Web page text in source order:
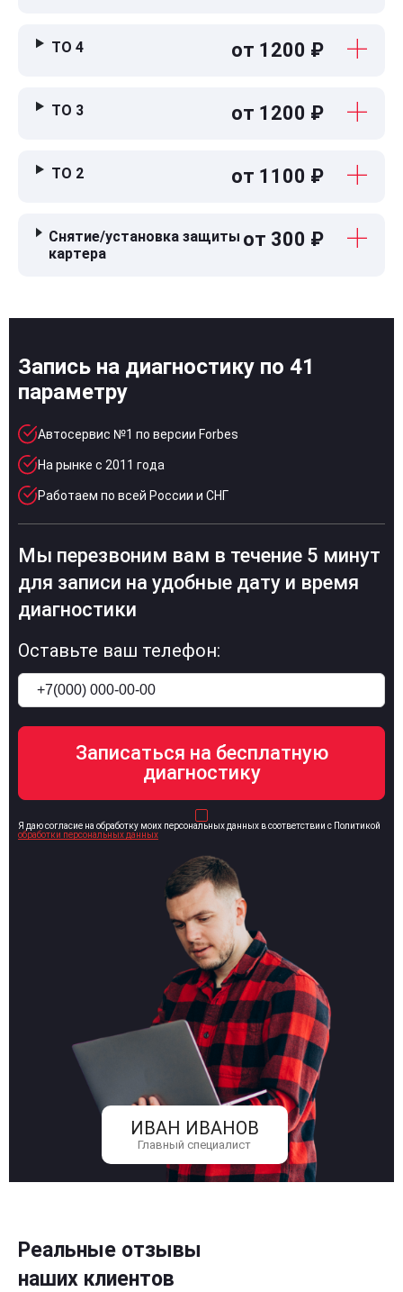
ТО 4 от 1200 ₽
ТО 3 от 1200 ₽
ТО 2 от 1100 ₽
Снятие/установка защиты
картера
от 300 ₽
Запись на диагностику по 41
параметру
Автосервис №1 по версии Forbes
На рынке с 2011 года
Работаем по всей России и СНГ
ИВАН ИВАНОВ
Главный специалист
Мы перезвоним вам в течение 5 минут
для записи на удобные дату и время
диагностики
Оставьте ваш телефон:
Я даю согласие на обработку моих персональных данных в соответствии с Политикой
обработки персональных данных
Реальные отзывы
наших клиентов